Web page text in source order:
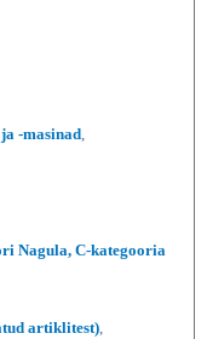
-masinad
Nagula, C-kategooria
artiklitest)